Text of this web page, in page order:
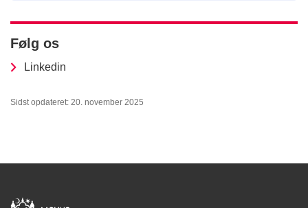
Følg os
Linkedin
Sidst opdateret: 20. november 2025